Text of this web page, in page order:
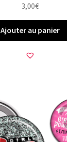
3,00€
Ajouter au panier